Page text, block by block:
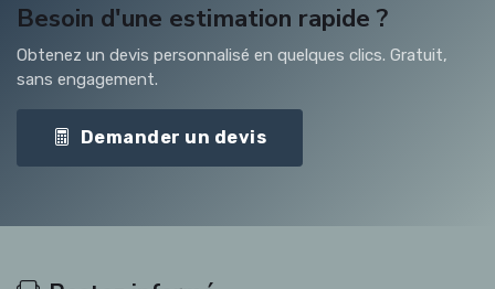
Besoin d'une estimation rapide ?
Obtenez un devis personnalisé en quelques clics. Gratuit,
sans engagement.
Demander un devis